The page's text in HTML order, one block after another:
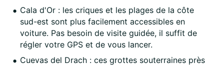
Cala d'Or : les criques et les plages de la côte
sud-est sont plus facilement accessibles en
voiture. Pas besoin de visite guidée, il suffit de
régler votre GPS et de vous lancer.
Cuevas del Drach : ces grottes souterraines près